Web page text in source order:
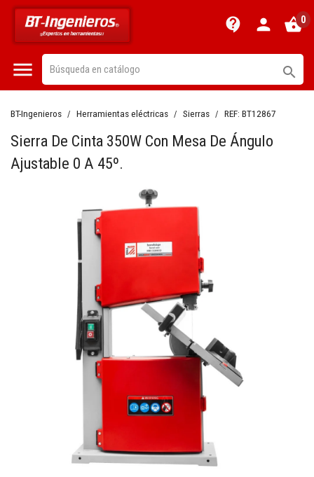
contact_support person shopping_basket0
 
BT-Ingenieros Herramientas eléctricas Sierras REF: BT12867
Sierra De Cinta 350W Con Mesa De Ángulo
Ajustable 0 A 45º.